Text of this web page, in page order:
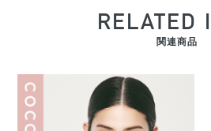
RELATED
関連商品